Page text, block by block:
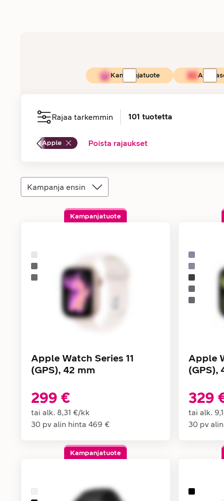
Kampanjatuote
Rajaa tarkemmin 101 tuotetta
Apple Poista rajaukset
Kampanja ensin
Kampanjatuote
Apple Watch Series 11
(GPS), 42 mm
299 €
tai alk. 8,31 €/kk
30 pv alin hinta 469 €
Apple
(GPS),
329
tai alk.
30 pv
Kampanjatuote